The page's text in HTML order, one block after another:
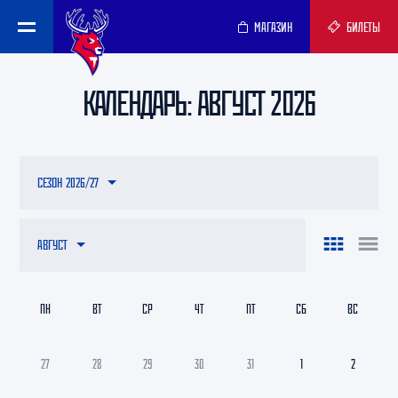
МАГАЗИН БИЛЕТЫ
КАЛЕНДАРЬ: АВГУСТ 2026
АВГУСТ
СЕЗОН 2026/27
27 28 29 30 31 1 2
ПН ВТ СР ЧТ ПТ СБ ВС